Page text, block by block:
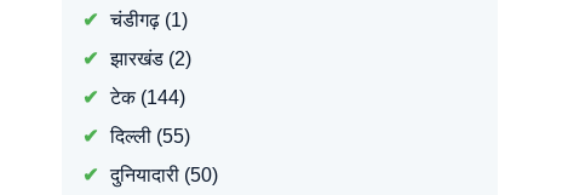
चंडीगढ़(1)
झारखंड(2)
टेक(144)
दिल्ली(55)
दुनियादारी(50)